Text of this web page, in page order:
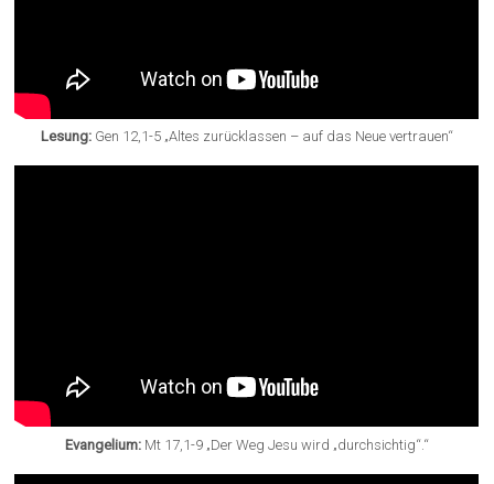
Lesung: Gen 12,1-5 „Altes zurücklassen – auf das Neue vertrauen“
Evangelium: Mt 17,1-9 „Der Weg Jesu wird „durchsichtig“.“